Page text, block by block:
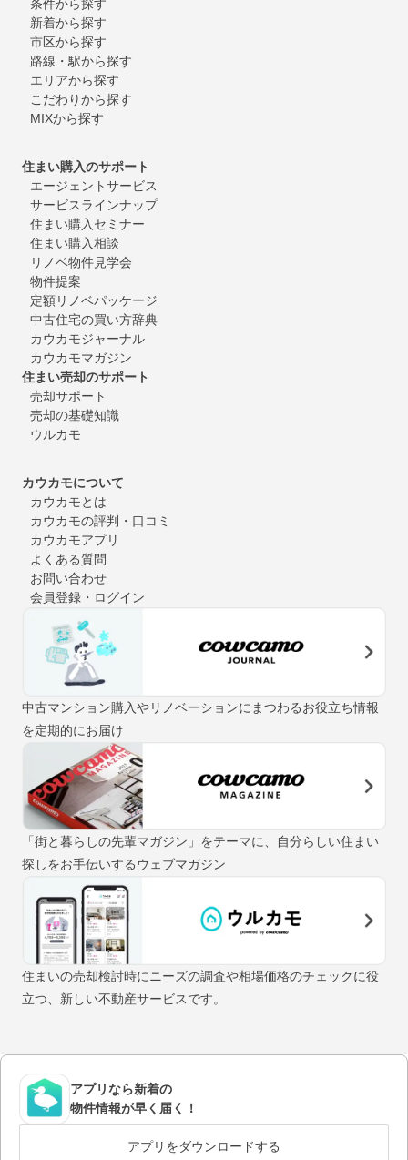
条件から探す
新着から探す
市区から探す
路線・駅から探す
エリアから探す
こだわりから探す
MIXから探す
住まい購入のサポート
エージェントサービス
サービスラインナップ
住まい購入セミナー
住まい購入相談
リノベ物件見学会
物件提案
定額リノベパッケージ
中古住宅の買い方辞典
カウカモジャーナル
カウカモマガジン
住まい売却のサポート
売却サポート
売却の基礎知識
ウルカモ
カウカモについて
カウカモとは
カウカモの評判・口コミ
カウカモアプリ
よくある質問
お問い合わせ
会員登録・ログイン
中古マンション購入やリノベーションにまつわるお役立ち情報
を定期的にお届け
「街と暮らしの先輩マガジン」をテーマに、自分らしい住まい
探しをお手伝いするウェブマガジン
住まいの売却検討時にニーズの調査や相場価格のチェックに役
立つ、新しい不動産サービスです。
アプリなら新着の
物件情報が早く届く！
アプリをダウンロードする